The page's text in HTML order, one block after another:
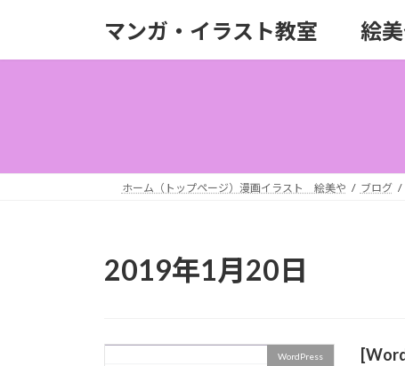
マンガ・イラスト教室 絵美
ホーム（トップページ）漫画イラスト 絵美や ブログ
2019年1月20日
WordPress